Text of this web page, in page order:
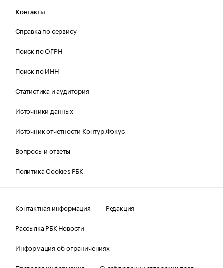
Контакты
Справка по сервису
Поиск по ОГРН
Поиск по ИНН
Статистика и аудитория
Источники данных
Источник отчетности Контур.Фокус
Вопросы и ответы
Политика Cookies РБК
Контактная информация
Редакция
Рассылка РБК Новости
Информация об ограничениях